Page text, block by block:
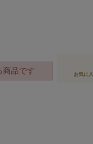
商品です お気に